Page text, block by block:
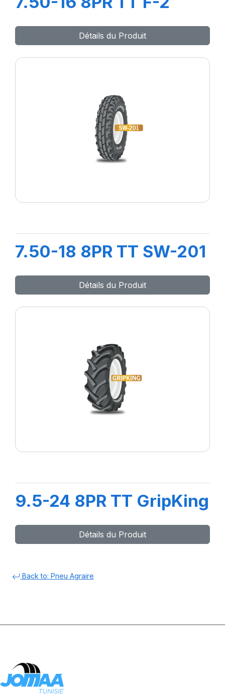
Détails du Produit
7.50-18 8PR TT SW-201
Détails du Produit
9.5-24 8PR TT GripKing
Détails du Produit
Back to: Pneu Agraire